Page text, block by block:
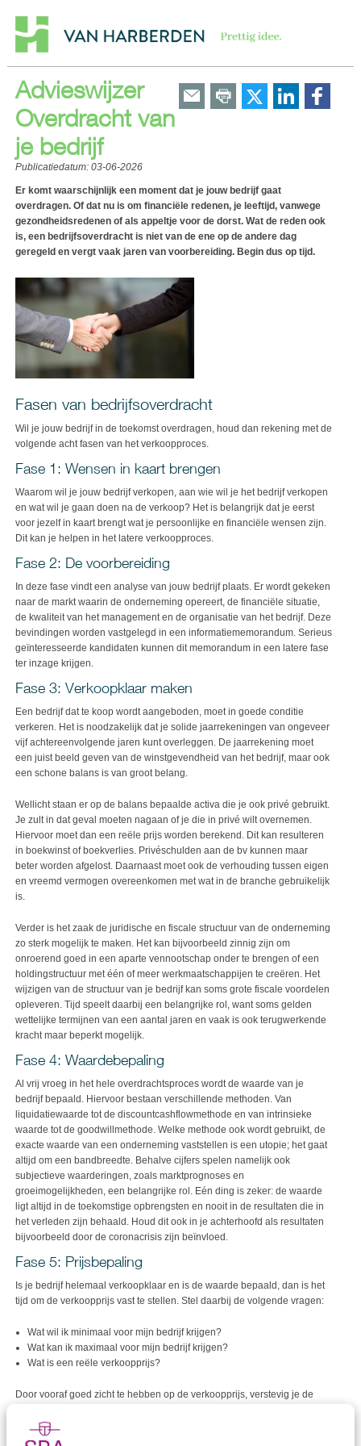
Advieswijzer
Overdracht van
je bedrijf
Publicatiedatum: 03-06-2026
Er komt waarschijnlijk een moment dat je jouw bedrijf gaat
overdragen. Of dat nu is om financiële redenen, je leeftijd, vanwege
gezondheidsredenen of als appeltje voor de dorst. Wat de reden ook
is, een bedrijfsoverdracht is niet van de ene op de andere dag
geregeld en vergt vaak jaren van voorbereiding. Begin dus op tijd.
Fasen van bedrijfsoverdracht
Wil je jouw bedrijf in de toekomst overdragen, houd dan rekening met de
volgende acht fasen van het verkoopproces.
Fase 1: Wensen in kaart brengen
Waarom wil je jouw bedrijf verkopen, aan wie wil je het bedrijf verkopen
en wat wil je gaan doen na de verkoop? Het is belangrijk dat je eerst
voor jezelf in kaart brengt wat je persoonlijke en financiële wensen zijn.
Dit kan je helpen in het latere verkoopproces.
Fase 2: De voorbereiding
In deze fase vindt een analyse van jouw bedrijf plaats. Er wordt gekeken
naar de markt waarin de onderneming opereert, de financiële situatie,
de kwaliteit van het management en de organisatie van het bedrijf. Deze
bevindingen worden vastgelegd in een informatiememorandum. Serieus
geïnteresseerde kandidaten kunnen dit memorandum in een latere fase
ter inzage krijgen.
Fase 3: Verkoopklaar maken
Een bedrijf dat te koop wordt aangeboden, moet in goede conditie
verkeren. Het is noodzakelijk dat je solide jaarrekeningen van ongeveer
vijf achtereenvolgende jaren kunt overleggen. De jaarrekening moet
een juist beeld geven van de winstgevendheid van het bedrijf, maar ook
een schone balans is van groot belang.
Wellicht staan er op de balans bepaalde activa die je ook privé gebruikt.
Je zult in dat geval moeten nagaan of je die in privé wilt overnemen.
Hiervoor moet dan een reële prijs worden berekend. Dit kan resulteren
in boekwinst of boekverlies. Privéschulden aan de bv kunnen maar
beter worden afgelost. Daarnaast moet ook de verhouding tussen eigen
en vreemd vermogen overeenkomen met wat in de branche gebruikelijk
is.
Verder is het zaak de juridische en fiscale structuur van de onderneming
zo sterk mogelijk te maken. Het kan bijvoorbeeld zinnig zijn om
onroerend goed in een aparte vennootschap onder te brengen of een
holdingstructuur met één of meer werkmaatschappijen te creëren. Het
wijzigen van de structuur van je bedrijf kan soms grote fiscale voordelen
opleveren. Tijd speelt daarbij een belangrijke rol, want soms gelden
wettelijke termijnen van een aantal jaren en vaak is ook terugwerkende
kracht maar beperkt mogelijk.
Fase 4: Waardebepaling
Al vrij vroeg in het hele overdrachtsproces wordt de waarde van je
bedrijf bepaald. Hiervoor bestaan verschillende methoden. Van
liquidatiewaarde tot de discountcashflowmethode en van intrinsieke
waarde tot de goodwillmethode. Welke methode ook wordt gebruikt, de
exacte waarde van een onderneming vaststellen is een utopie; het gaat
altijd om een bandbreedte. Behalve cijfers spelen namelijk ook
subjectieve waarderingen, zoals marktprognoses en
groeimogelijkheden, een belangrijke rol. Eén ding is zeker: de waarde
ligt altijd in de toekomstige opbrengsten en nooit in de resultaten die in
het verleden zijn behaald. Houd dit ook in je achterhoofd als resultaten
bijvoorbeeld door de coronacrisis zijn beïnvloed.
Fase 5: Prijsbepaling
Is je bedrijf helemaal verkoopklaar en is de waarde bepaald, dan is het
tijd om de verkoopprijs vast te stellen. Stel daarbij de volgende vragen:
Wat wil ik minimaal voor mijn bedrijf krijgen?
Wat kan ik maximaal voor mijn bedrijf krijgen?
Wat is een reële verkoopprijs?
Door vooraf goed zicht te hebben op de verkoopprijs, verstevig je de